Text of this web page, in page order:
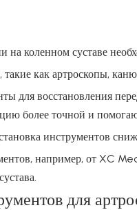
на коленном суставе
как артроскопы,
для восстановления
более точной и
инструментов
например, от XC
для